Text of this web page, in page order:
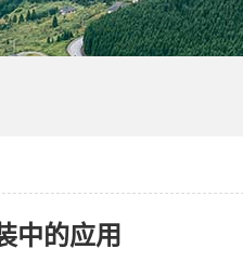
中的应用